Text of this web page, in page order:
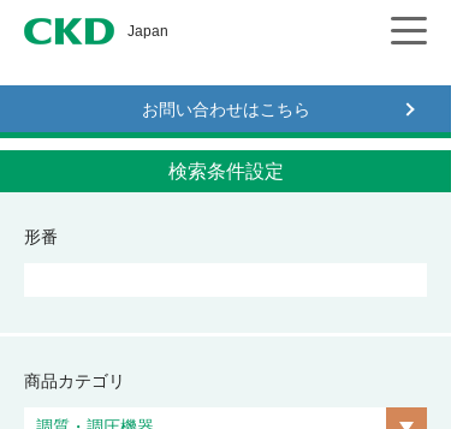
CKD
Japan
お問い合わせはこちら
検索条件設定
形番
商品カテゴリ